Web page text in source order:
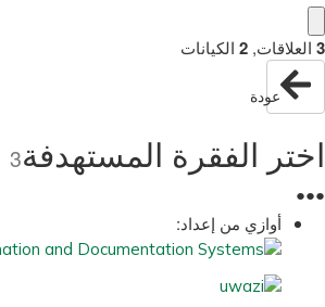
3 العلاقات,
2 الكيانات
عودة
اختر الفقرة المستهدفة3
●
●
●
أوازي من إعداد: